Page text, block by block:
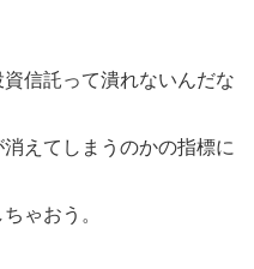
信託って潰れないんだな
えてしまうのかの指標に
ゃおう。